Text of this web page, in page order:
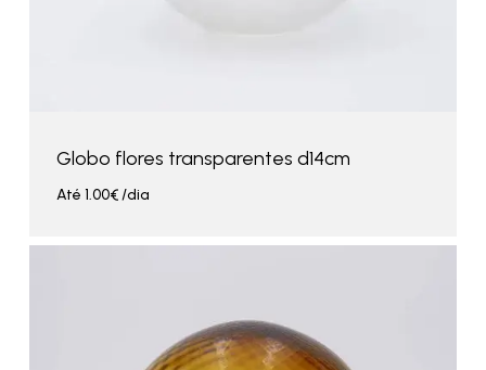
Globo flores transparentes d14cm
Até 1.00€/dia